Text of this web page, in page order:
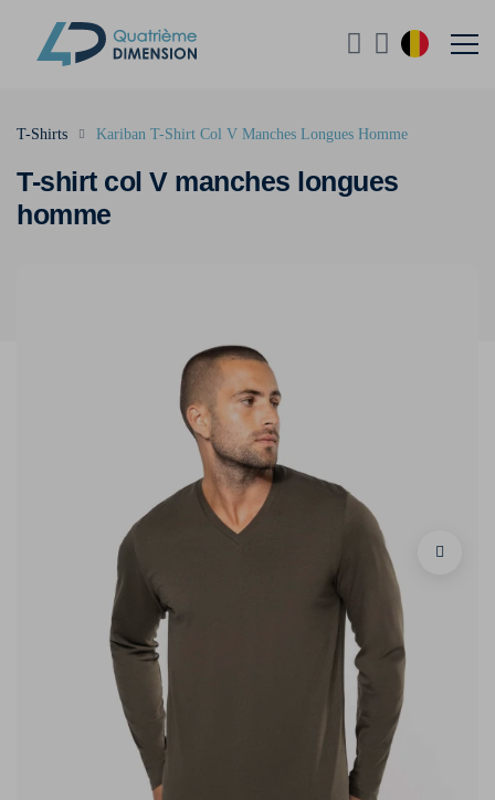
T-shirt col V manches longues
homme
T-Shirts Kariban T-Shirt Col V Manches Longues Homme